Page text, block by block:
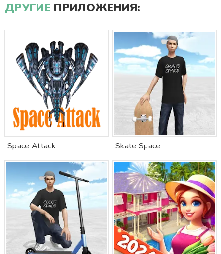
ДРУГИЕ ПРИЛОЖЕНИЯ:
Space Attack Skate Space